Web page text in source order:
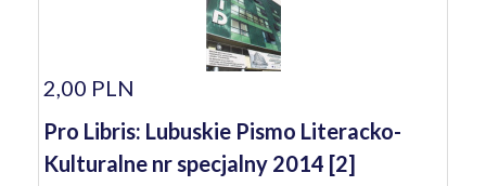
2,00 PLN
Pro Libris: Lubuskie Pismo Literacko-
Kulturalne nr specjalny 2014 [2]